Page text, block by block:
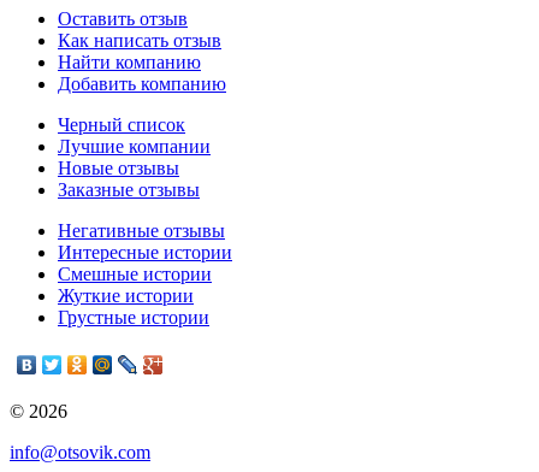
Оставить отзыв
Как написать отзыв
Найти компанию
Добавить компанию
Черный список
Лучшие компании
Новые отзывы
Заказные отзывы
Негативные отзывы
Интересные истории
Смешные истории
Жуткие истории
Грустные истории
© 2026
info@otsovik.com